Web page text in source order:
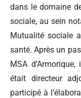
dans le domaine
sociale, au sein
Mutualité sociale
santé. Après un
MSA
était directeur
participé à